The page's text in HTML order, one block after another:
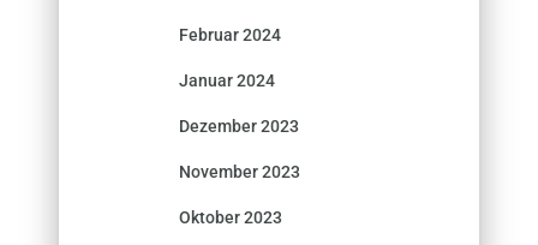
Februar 2024
Januar 2024
Dezember 2023
November 2023
Oktober 2023